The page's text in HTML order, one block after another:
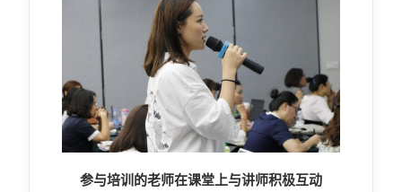
参与培训的老师在课堂上与讲师积极互动